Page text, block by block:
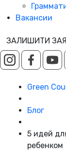
Вакансии
ЗАЛИШИТИ
Green
Блог
5 идей
ребенком